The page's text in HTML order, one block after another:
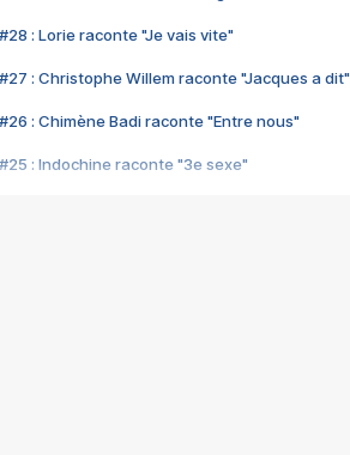
#28 : Lorie raconte "Je vais vite"
#27 : Christophe Willem raconte "Jacques a dit"
#26 : Chimène Badi raconte "Entre nous"
#25 : Indochine raconte "3e sexe"